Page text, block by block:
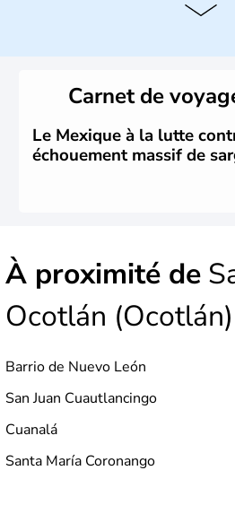
Bordé au Sud par le Guatemala
Carnet de
Le Mexique à la lutte
échouement massif de
À proximité de
Ocotlán (Ocotlán)
Barrio de Nuevo León
San Juan Cuautlancingo
Cuanalá
Santa María Coronango